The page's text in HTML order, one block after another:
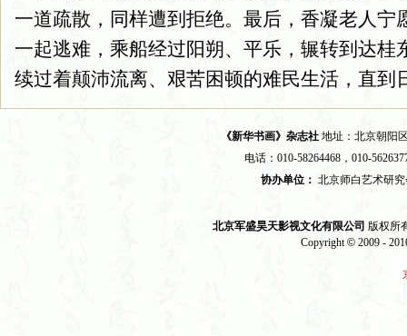
一道疏散，同样遭到拒绝。最后，香凝老人宁
一起逃难，乘船经过阳朔、平乐，辗转到达桂
续过着颠沛流离、艰苦困顿的难民生活，直到
《新华书画》杂志社 地址：北京朝阳
电话：010-58264468，010-
协办单位： 北京师白艺术研
北京军盛昊天影视文化有限公司 版权所
Copyright© 2009 -